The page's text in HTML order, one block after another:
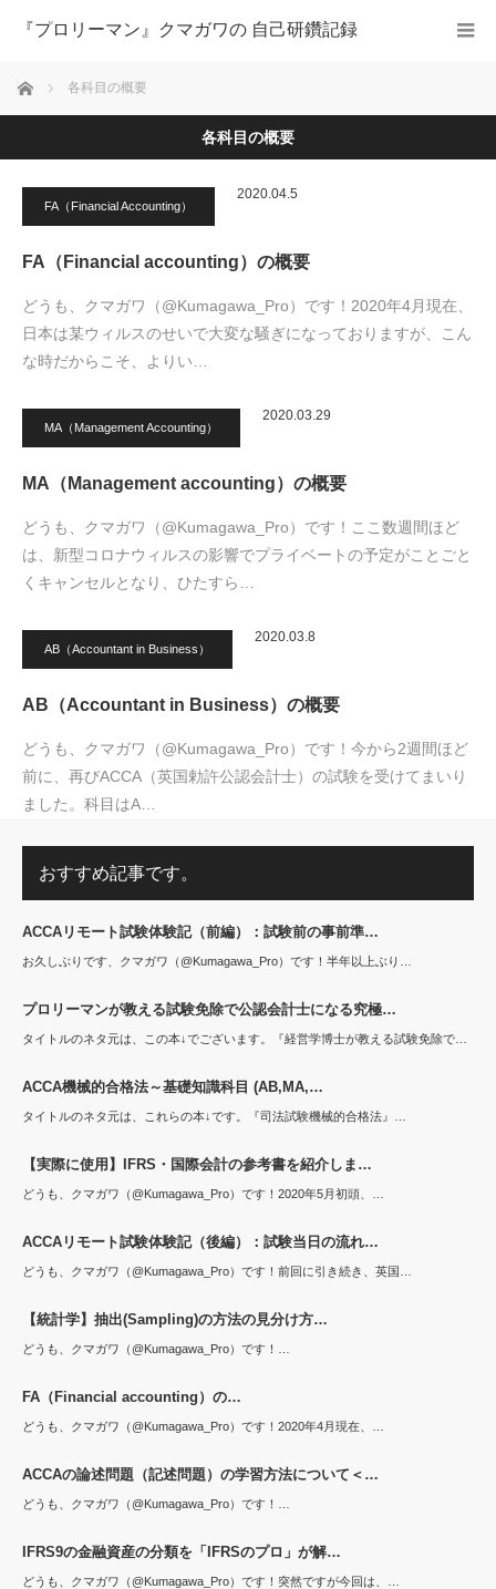
『プロリーマン』クマガワの 自己研鑽記録
ホーム 各科目の概要
各科目の概要
FA（Financial Accounting）
2020.04.5
FA（Financial accounting）の概要
どうも、クマガワ（@Kumagawa_Pro）です！2020年4月現在、
日本は某ウィルスのせいで大変な騒ぎになっておりますが、こん
な時だからこそ、よりい…
MA（Management Accounting）
2020.03.29
MA（Management accounting）の概要
どうも、クマガワ（@Kumagawa_Pro）です！ここ数週間ほど
は、新型コロナウィルスの影響でプライベートの予定がことごと
くキャンセルとなり、ひたすら…
AB（Accountant in Business）
2020.03.8
AB（Accountant in Business）の概要
どうも、クマガワ（@Kumagawa_Pro）です！今から2週間ほど
前に、再びACCA（英国勅許公認会計士）の試験を受けてまいり
ました。科目はA…
おすすめ記事です。
ACCAリモート試験体験記（前編）：試験前の事前準…
お久しぶりです、クマガワ（@Kumagawa_Pro）です！半年以上ぶり…
プロリーマンが教える試験免除で公認会計士になる究極…
タイトルのネタ元は、この本↓でございます。『経営学博士が教える試験免除で…
ACCA機械的合格法～基礎知識科目 (AB,MA,…
タイトルのネタ元は、これらの本↓です。『司法試験機械的合格法』…
【実際に使用】IFRS・国際会計の参考書を紹介しま…
どうも、クマガワ（@Kumagawa_Pro）です！2020年5月初頭、…
ACCAリモート試験体験記（後編）：試験当日の流れ…
どうも、クマガワ（@Kumagawa_Pro）です！前回に引き続き、英国…
【統計学】抽出(Sampling)の方法の見分け方…
どうも、クマガワ（@Kumagawa_Pro）です！…
FA（Financial accounting）の…
どうも、クマガワ（@Kumagawa_Pro）です！2020年4月現在、…
ACCAの論述問題（記述問題）の学習方法について＜…
どうも、クマガワ（@Kumagawa_Pro）です！…
IFRS9の金融資産の分類を「IFRSのプロ」が解…
どうも、クマガワ（@Kumagawa_Pro）です！突然ですが今回は、…